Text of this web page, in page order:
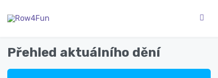
Přehled aktuálního dění